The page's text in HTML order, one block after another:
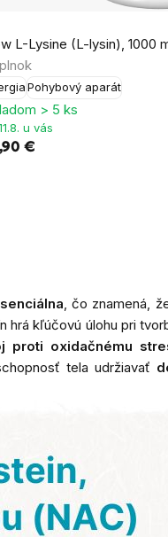
L-Lysine (L-lysin), 1000
Pohybový aparát
> 5 ks
u vás
€
, čo znamená,
hrá kľúčovú úlohu pri
proti oxidačnému
tela udržiavať